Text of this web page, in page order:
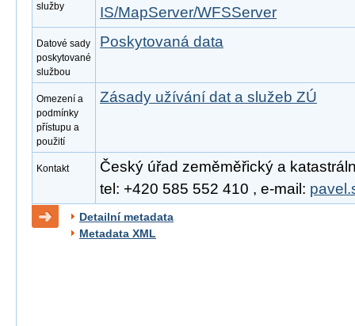
služby
IS/MapServer/WFSServer
Datové sady
poskytované
službou
Poskytovaná data
Omezení a
podmínky
přístupu a
použití
Zásady užívání dat a služeb ZÚ
Kontakt
Český úřad zeměměřický a
tel: +420 585 552 410 , e-mail:
Detailní metadata
Metadata XML